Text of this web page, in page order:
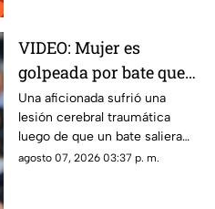
VIDEO: Mujer es
golpeada por bate que
salió volando en
partido de los Yankees;
los demandó por 10
millones de dólares
Una aficionada sufrió una
lesión cerebral traumática
luego de que un bate saliera
disparado hacia las gradas en
agosto 07, 2026 03:37 p. m.